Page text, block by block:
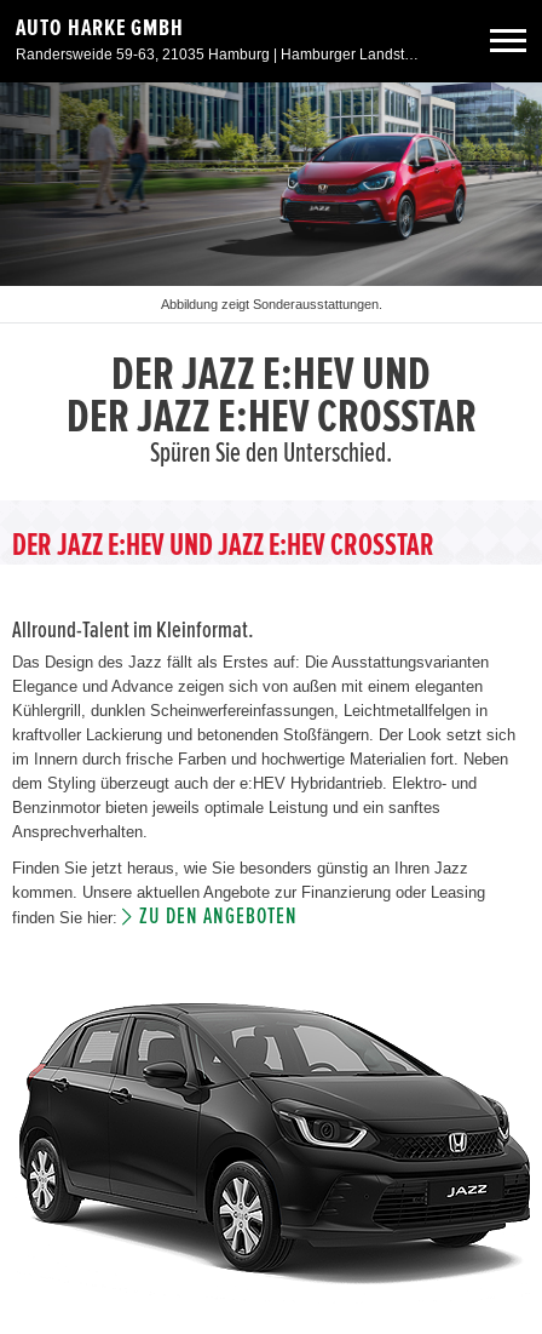
AUTO HARKE GMBH
Randersweide 59-63, 21035 Hamburg | Hamburger Landstr. 50, 21357 Bardowick
Neuwagen
Gebrauchtwagen
Unser Autohaus
Abbildung zeigt Sonderausstattungen.
DER JAZZ E:HEV UND
DER JAZZ E:HEV CROSSTAR
Spüren Sie den Unterschied.
DER JAZZ E:HEV UND JAZZ E:HEV CROSSTAR
Allround-Talent im Kleinformat.
Das Design des Jazz fällt als Erstes auf: Die Ausstattungsvarianten
Elegance und Advance zeigen sich von außen mit einem eleganten
Kühlergrill, dunklen Scheinwerfereinfassungen, Leichtmetallfelgen in
kraftvoller Lackierung und betonenden Stoßfängern. Der Look setzt sich
im Innern durch frische Farben und hochwertige Materialien fort. Neben
dem Styling überzeugt auch der e:HEV Hybridantrieb. Elektro- und
Benzinmotor bieten jeweils optimale Leistung und ein sanftes
Ansprechverhalten.
Finden Sie jetzt heraus, wie Sie besonders günstig an Ihren Jazz
kommen. Unsere aktuellen Angebote zur Finanzierung oder Leasing
finden Sie hier:
ZU DEN ANGEBOTEN